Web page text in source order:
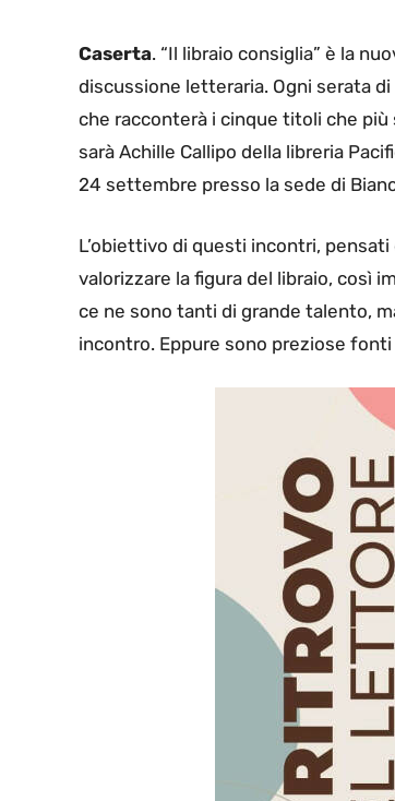
Caserta. “Il libraio consiglia” è la
discussione letteraria. Ogni serata
che racconterà i cinque titoli che più
sarà Achille Callipo della libreria
24 settembre presso la sede di
L’obiettivo di questi incontri,
valorizzare la figura del libraio, così
ce ne sono tanti di grande talento,
incontro. Eppure sono preziose